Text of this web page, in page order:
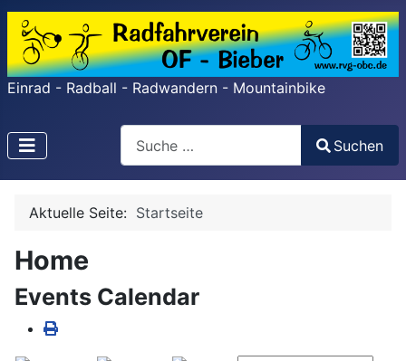
Einrad - Radball - Radwandern - Mountainbike
Search
Type 2 or more characters for results.
Suchen
Aktuelle Seite: Startseite
Home
Events Calendar